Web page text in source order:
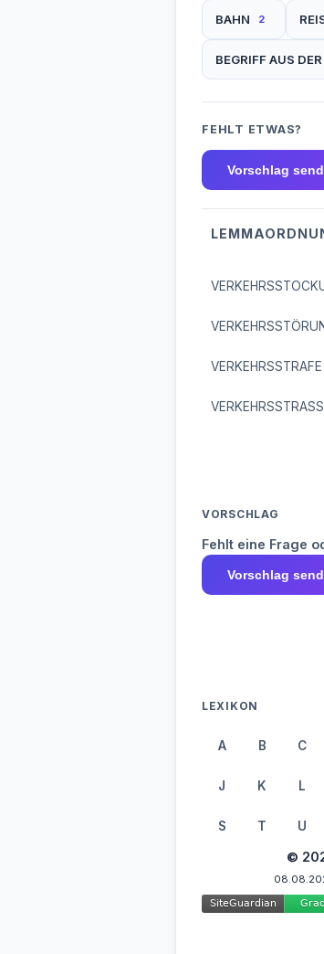
BAHN 2
BEGRIFF AUS
FEHLT ETWAS?
Vorschlag
VERKEHRSSTRAFE
VORSCHLAG
Fehlt eine Frage
Vorschlag
LEXIKON
A B C
J K L
S T U
©